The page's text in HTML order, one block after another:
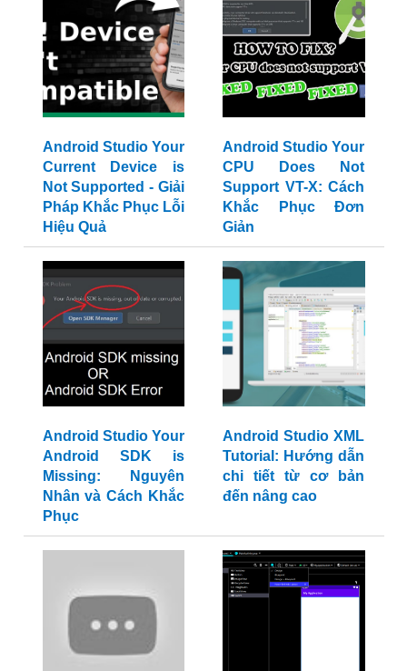
Android Studio Your
Current Device is
Not Supported - Giải
Pháp Khắc Phục Lỗi
Hiệu Quả
Android Studio Your
CPU Does Not
Support VT-X: Cách
Khắc Phục Đơn
Giản
Android Studio Your
Android SDK is
Missing: Nguyên
Nhân và Cách Khắc
Phục
Android Studio XML
Tutorial: Hướng dẫn
chi tiết từ cơ bản
đến nâng cao